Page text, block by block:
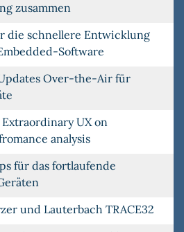
zusammen
die schnellere Entwicklung
Software
Over-the-Air für
UX on
analysis
für das fortlaufende
und Lauterbach TRACE32